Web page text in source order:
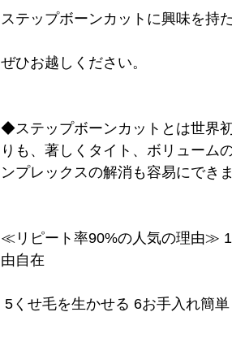
ステップボーンカットに興味を持
ぜひお越しください。
◆ステップボーンカットとは世界
りも、著しくタイト、ボリューム
ンプレックスの解消も容易にできま
≪リピート率90%の人気の理由≫ 1
由自在
5くせ毛を生かせる 6お手入れ簡単